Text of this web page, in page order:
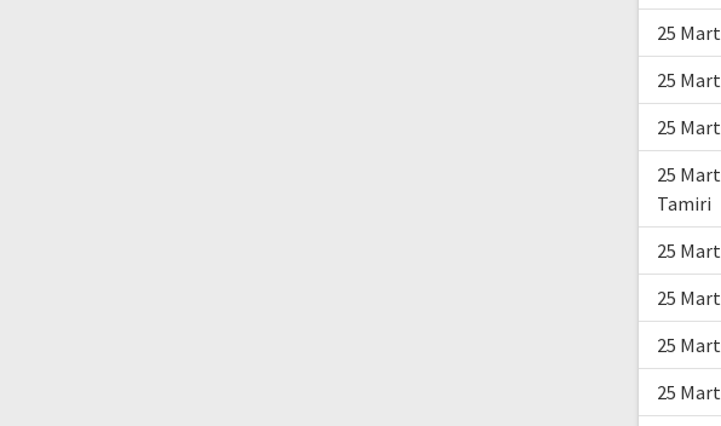
25
25
25
25
Tamiri
25
25
25
25